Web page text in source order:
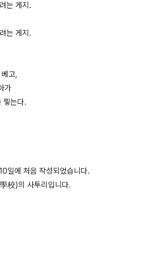
는 게지.
는 게지.
고,
가
찧는다.
일에 처음 작성되었습니다.
校)의 사투리입니다.